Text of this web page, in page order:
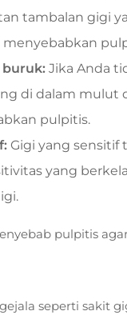
tambalan gigi
buruk: Jika Anda
di dalam mulut
pulpitis.
Gigi yang sensitif
yang
pulpitis
seperti sakit